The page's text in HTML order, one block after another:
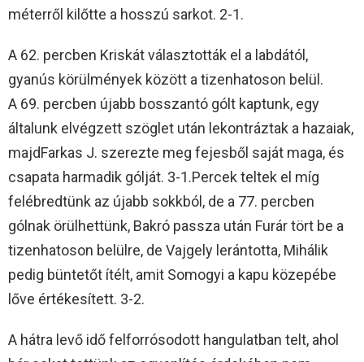
méterről kilőtte a hosszú sarkot. 2-1.
A 62. percben Kriskát választották el a labdától,
gyanús körülmények között a tizenhatoson belül.
A 69. percben újabb bosszantó gólt kaptunk, egy
általunk elvégzett szöglet után lekontráztak a hazaiak,
majdFarkas J. szerezte meg fejesből saját maga, és
csapata harmadik gólját. 3-1.Percek teltek el míg
felébredtünk az újabb sokkból, de a 77. percben
gólnak örülhettünk, Bakró passza után Furár tört be a
tizenhatoson belülre, de Vajgely lerántotta, Mihálik
pedig büntetőt ítélt, amit Somogyi a kapu közepébe
lőve értékesített. 3-2.
A hátra levő idő felforrósodott hangulatban telt, ahol